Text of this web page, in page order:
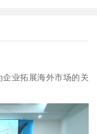
业拓展海外市场的关